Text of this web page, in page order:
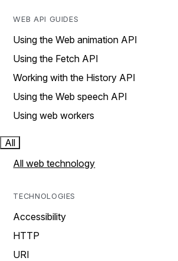
WEB API GUIDES
Using the Web animation API
Using the Fetch API
Working with the History API
Using the Web speech API
Using web workers
All
All web technology
TECHNOLOGIES
Accessibility
HTTP
URI